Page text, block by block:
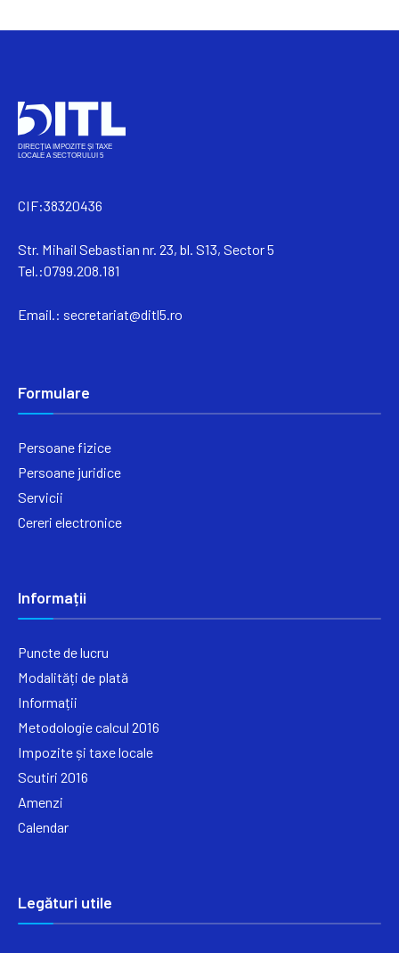
CIF:38320436
Str. Mihail Sebastian nr. 23, bl. S13, Sector 5
Tel.:0799.208.181
Email.: secretariat@ditl5.ro
Formulare
Persoane fizice
Persoane juridice
Servicii
Cereri electronice
Informații
Puncte de lucru
Modalități de plată
Informații
Metodologie calcul 2016
Impozite și taxe locale
Scutiri 2016
Amenzi
Calendar
Legături utile